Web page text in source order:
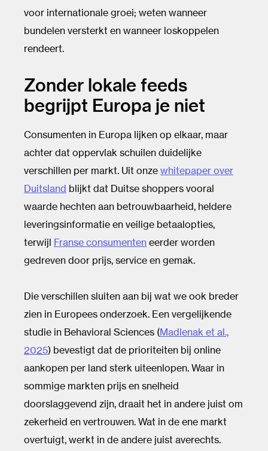
voor internationale groei; weten wanneer
bundelen versterkt en wanneer loskoppelen
rendeert.
Zonder lokale feeds
begrijpt Europa je niet
Consumenten in Europa lijken op elkaar, maar
achter dat oppervlak schuilen duidelijke
verschillen per markt. Uit onze whitepaper over
Duitsland blijkt dat Duitse shoppers vooral
waarde hechten aan betrouwbaarheid, heldere
leveringsinformatie en veilige betaalopties,
terwijl Franse consumenten eerder worden
gedreven door prijs, service en gemak.
Die verschillen sluiten aan bij wat we ook breder
zien in Europees onderzoek. Een vergelijkende
studie in Behavioral Sciences (Madlenak et al.,
2025) bevestigt dat de prioriteiten bij online
aankopen per land sterk uiteenlopen. Waar in
sommige markten prijs en snelheid
doorslaggevend zijn, draait het in andere juist om
zekerheid en vertrouwen. Wat in de ene markt
overtuigt, werkt in de andere juist averechts.